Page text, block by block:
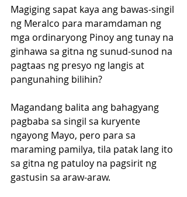
Magiging sapat kaya ang bawas-singil
ng Meralco para maramdaman ng
mga ordinaryong Pinoy ang tunay na
ginhawa sa gitna ng sunud-sunod na
pagtaas ng presyo ng langis at
pangunahing bilihin?
Magandang balita ang bahagyang
pagbaba sa singil sa kuryente
ngayong Mayo, pero para sa
maraming pamilya, tila patak lang ito
sa gitna ng patuloy na pagsirit ng
gastusin sa araw-araw.